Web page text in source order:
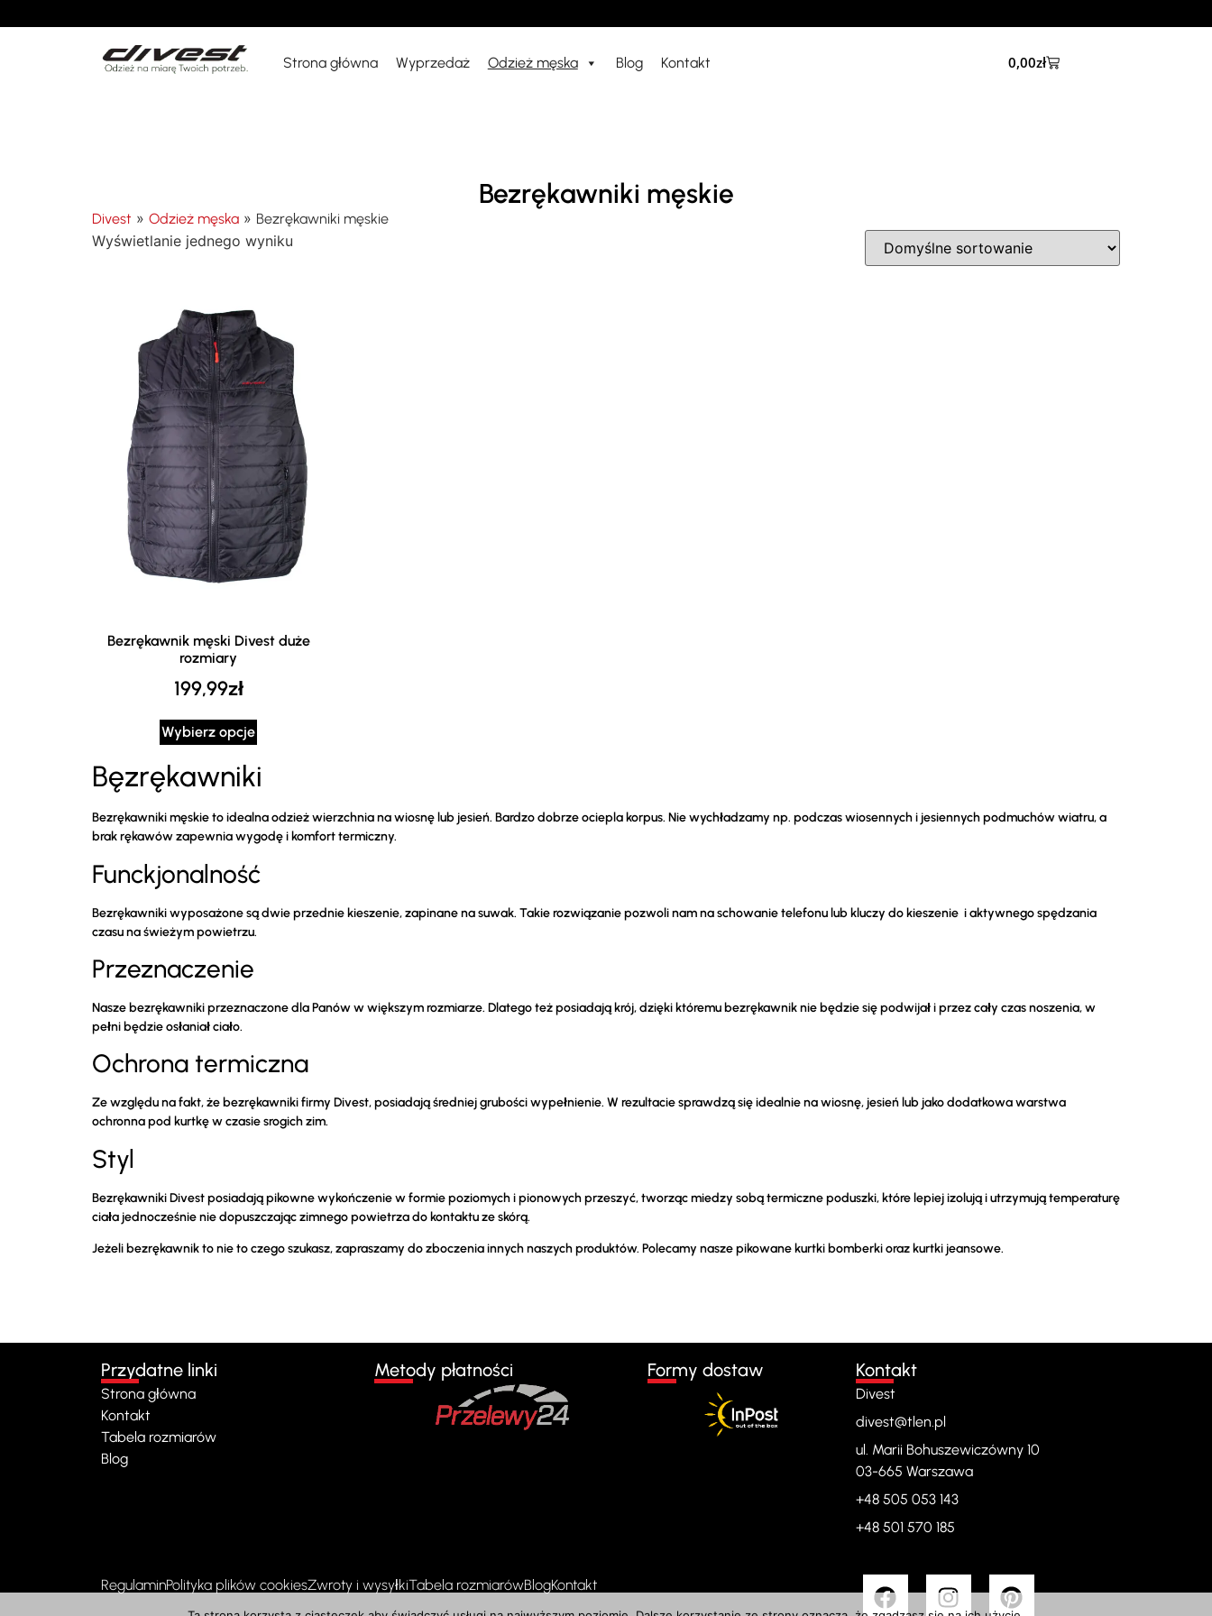
Strona główna Wyprzedaż Odzież męska Blog Kontakt 0,00zł
Bezrękawniki męskie
Divest » Odzież męska » Bezrękawniki męskie
Wyświetlanie jednego wyniku
Bezrękawnik męski Divest duże
rozmiary
199,99zł
Wybierz opcje
Bęzrękawniki
Bezrękawniki męskie to idealna odzież wierzchnia na wiosnę lub jesień. Bardzo dobrze ociepla korpus. Nie wychładzamy np. podczas wiosennych i jesiennych podmuchów wiatru, a
brak rękawów zapewnia wygodę i komfort termiczny.
Funckjonalność
Bezrękawniki wyposażone są dwie przednie kieszenie, zapinane na suwak. Takie rozwiązanie pozwoli nam na schowanie telefonu lub kluczy do kieszenie i aktywnego spędzania
czasu na świeżym powietrzu.
Przeznaczenie
Nasze bezrękawniki przeznaczone dla Panów w większym rozmiarze. Dlatego też posiadają krój, dzięki któremu bezrękawnik nie będzie się podwijał i przez cały czas noszenia, w
pełni będzie osłaniał ciało.
Ochrona termiczna
Ze względu na fakt, że bezrękawniki firmy Divest, posiadają średniej grubości wypełnienie. W rezultacie sprawdzą się idealnie na wiosnę, jesień lub jako dodatkowa warstwa
ochronna pod kurtkę w czasie srogich zim.
Styl
Bezrękawniki Divest posiadają pikowne wykończenie w formie poziomych i pionowych przeszyć, tworząc miedzy sobą termiczne poduszki, które lepiej izolują i utrzymują temperaturę
ciała jednocześnie nie dopuszczając zimnego powietrza do kontaktu ze skórą.
Jeżeli bezrękawnik to nie to czego szukasz, zapraszamy do zboczenia innych naszych produktów. Polecamy nasze pikowane kurtki bomberki oraz kurtki jeansowe.
Przydatne linki
Strona główna
Kontakt
Tabela rozmiarów
Blog
Metody płatności Formy dostaw Kontakt
Divest
divest@tlen.pl
ul. Marii Bohuszewiczówny 10
03-665 Warszawa
+48 505 053 143
+48 501 570 185
RegulaminPolityka plików cookiesZwroty i wysyłkiTabela rozmiarówBlogKontakt